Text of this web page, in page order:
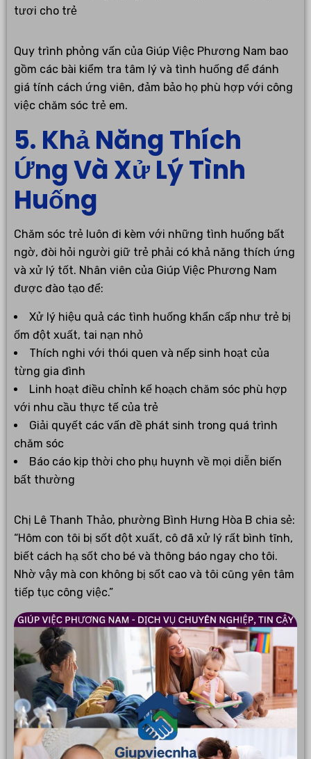
tươi cho trẻ
Quy trình phỏng vấn của Giúp Việc Phương Nam bao
gồm các bài kiểm tra tâm lý và tình huống để đánh
giá tính cách ứng viên, đảm bảo họ phù hợp với công
việc chăm sóc trẻ em.
5. Khả Năng Thích
Ứng Và Xử Lý Tình
Huống
Chăm sóc trẻ luôn đi kèm với những tình huống bất
ngờ, đòi hỏi người giữ trẻ phải có khả năng thích ứng
và xử lý tốt. Nhân viên của Giúp Việc Phương Nam
được đào tạo để:
Xử lý hiệu quả các tình huống khẩn cấp như trẻ bị
ốm đột xuất, tai nạn nhỏ
Thích nghi với thói quen và nếp sinh hoạt của
từng gia đình
Linh hoạt điều chỉnh kế hoạch chăm sóc phù hợp
với nhu cầu thực tế của trẻ
Giải quyết các vấn đề phát sinh trong quá trình
chăm sóc
Báo cáo kịp thời cho phụ huynh về mọi diễn biến
bất thường
Chị Lê Thanh Thảo, phường Bình Hưng Hòa B chia sẻ:
“Hôm con tôi bị sốt đột xuất, cô đã xử lý rất bình tĩnh,
biết cách hạ sốt cho bé và thông báo ngay cho tôi.
Nhờ vậy mà con không bị sốt cao và tôi cũng yên tâm
tiếp tục công việc.”